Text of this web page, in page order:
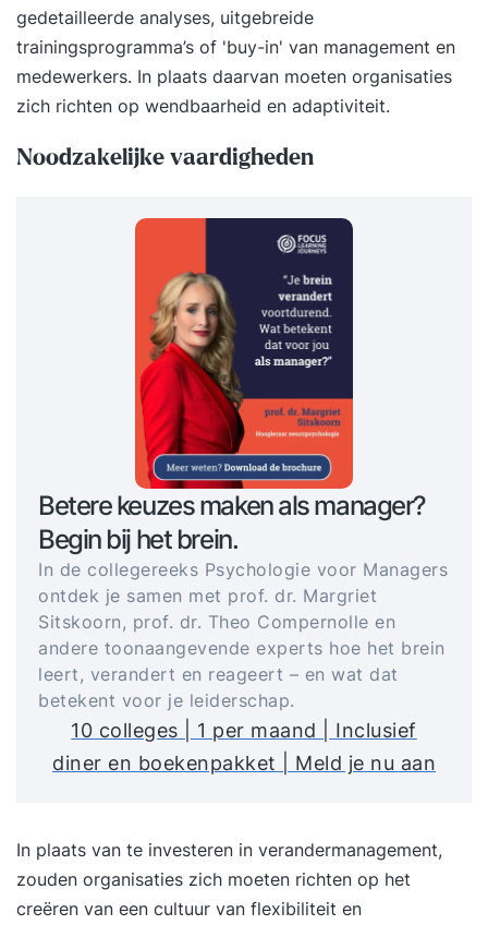
gedetailleerde analyses, uitgebreide
trainingsprogramma’s of 'buy-in' van management en
medewerkers. In plaats daarvan moeten organisaties
zich richten op wendbaarheid en adaptiviteit.
Noodzakelijke vaardigheden
Betere keuzes maken als manager?
Begin bij het brein.
In de collegereeks Psychologie voor Managers
ontdek je samen met prof. dr. Margriet
Sitskoorn, prof. dr. Theo Compernolle en
andere toonaangevende experts hoe het brein
leert, verandert en reageert – en wat dat
betekent voor je leiderschap.
10 colleges | 1 per maand | Inclusief
diner en boekenpakket | Meld je nu aan
In plaats van te investeren in verandermanagement,
zouden organisaties zich moeten richten op het
creëren van een cultuur van flexibiliteit en